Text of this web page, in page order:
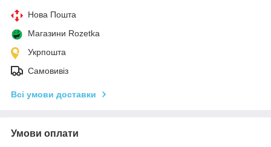
Нова Пошта
Магазини Rozetka
Укрпошта
Самовивіз
Всі умови доставки
Умови оплати